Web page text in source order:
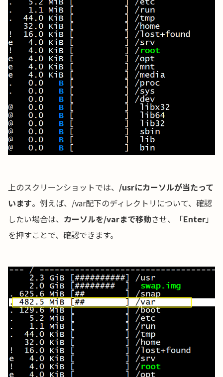
上のスクリーンショットでは、 /usrにカーソルが当たって
います。例えば、/var配下のディレクトリについて、確認
したい場合は、 カーソルを/varまで移動させ、「Enter」
を押すことで、確認できます。